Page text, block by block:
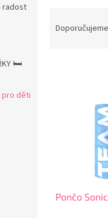
radost
🛏️
děti
Doporučujeme
Pončo